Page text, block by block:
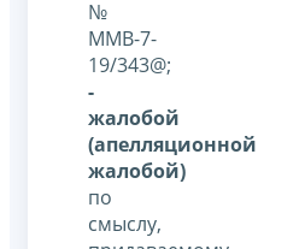
№
ММВ-7-
19/343@;
-
жалобой
(апелляционной
жалобой)
по
смыслу,